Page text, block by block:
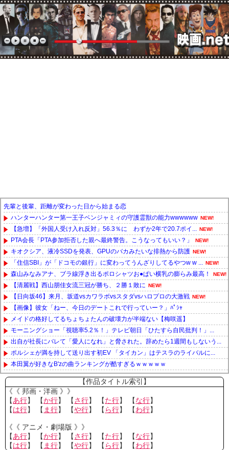
先輩と後輩、距離が変わった日から始まる恋
ハンターハンター第一王子ベンジャミィの守護霊獣の能力wwwwww NEW!
【急増】「外国人受け入れ反対」56.3％に わずか2年で20.7ポイ... NEW!
PTA会長「PTA参加拒否した親へ最終警告。こうなってもいい？」 NEW!
キオクシア、液冷SSDを発表、GPUのバカみたいな排熱から防護 NEW!
「住信SBI」が「ドコモの銀行」に変わってうんざりしてるやつw w ... NEW!
森山みなみアナ、ブラ線浮き出るポロシャツお●ぱい横乳の膨らみ最高！ NEW!
【清麗戦】西山朋佳女流三冠が勝ち、２勝１敗に NEW!
【日向坂46】来月、坂道vsカワラボvsスタダvsハロプロの大激戦 NEW!
【画像】彼女「ねー、今日のデートこれで行っていー？」ﾊﾟｼｬ
メイドの格好してるちょちょたんの破壊力が半端ない【梅咲遥】
モーニングショー「視聴率5.2％！」テレビ朝日「ひたすら自民批判！」...
出自が社長にバレて「愛人になれ」と脅された。辞めたら1週間もしないう...
ポルシェが満を持して送り出す初EV 「タイカン」はテスラのライバルに...
本田翼が好きなB'zの曲ランキングが酷すぎるｗｗｗｗｗ
Powered by livedoor 相互RSS
【作品タイトル索引】
《《 邦画・洋画 》》
【あ行】 【か行】 【さ行】 【た行】 【な行】
【は行】 【 ま行】 【や行】 【 ら行】 【わ行】
《《 アニメ・劇場版 》》
【あ行】 【か行】 【さ行】 【た行】 【な行】
【は行】 【 ま行】 【や行】 【 ら行】 【わ行】